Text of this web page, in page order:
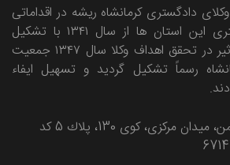
دادگستری کرمانشاه ریشه در اقداماتی
دارد که وکلای دادگستری این استان ها از سال ۱۳۴۱ با تشکیل
مؤسسه ای با هدف تأثیر در تحقق اهداف وکلا سال ۱۳۴۷ جمعیت
رسماً تشکیل گردید و تسهیل ایفاء
كرمانشاه، 22 بهمن، ميدان مركزی، كوی 130، پلاك 5 کد